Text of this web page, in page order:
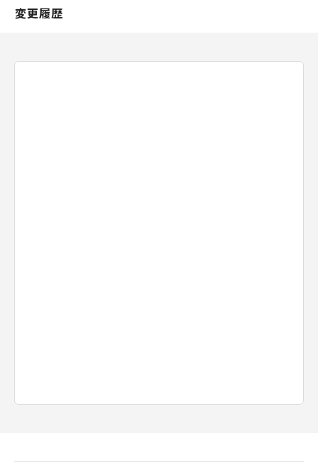
変更履歴